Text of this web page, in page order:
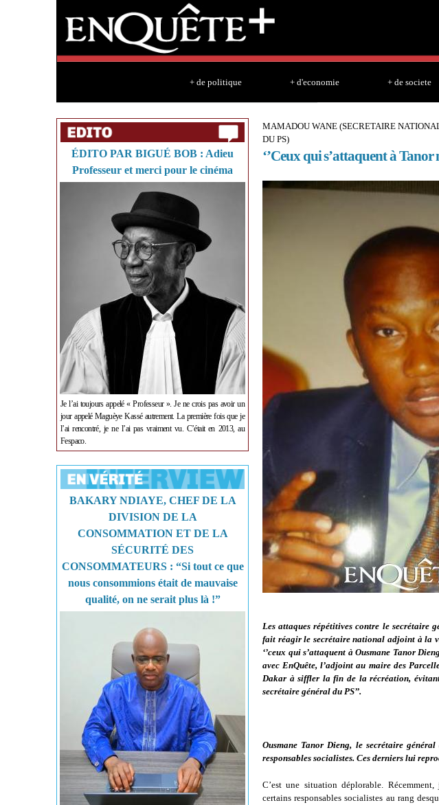
+ de politique + d'economie + de societe
ÉDITO PAR BIGUÉ BOB : Adieu
Professeur et merci pour le cinéma
Je l’ai toujours appelé « Professeur ». Je ne crois pas avoir un
jour appelé Maguèye Kassé autrement. La première fois que je
l’ai rencontré, je ne l’ai pas vraiment vu. C’était en 2013, au
Fespaco.
BAKARY NDIAYE, CHEF DE LA
DIVISION DE LA
CONSOMMATION ET DE LA
SÉCURITÉ DES
CONSOMMATEURS : “Si tout ce que
nous consommions était de mauvaise
qualité, on ne serait plus là !”
MAMADOU WANE (SECRETAIRE
DU PS)
‘’Ceux qui s’attaquent à
Les attaques répétitives contre le secrétaire
fait réagir le secrétaire national adjoint à la
‘’ceux qui s’attaquent à Ousmane Tanor
avec EnQuête, l’adjoint au maire des
Dakar à siffler la fin de la récréation,
secrétaire général du PS’’.
Ousmane Tanor Dieng, le secrétaire
responsables socialistes. Ces derniers lui
C’est une situation déplorable.
certains responsables socialistes au rang